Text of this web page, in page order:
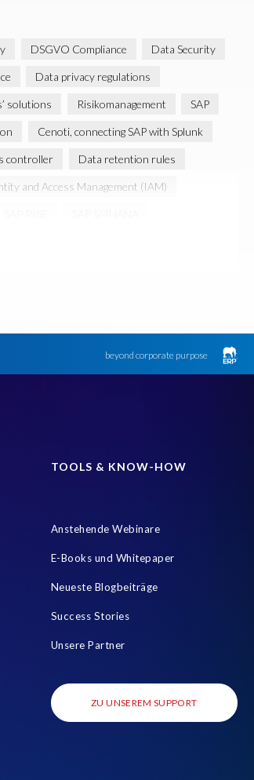
DSGVO Compliance Data Security
Data privacy regulations
solutions Risikomanagement SAP
Cenoti, connecting SAP with Splunk
controller Data retention rules
and Access Management (IAM)
beyond corporate purpose
TOOLS & KNOW-HOW
Anstehende Webinare
E-Books und Whitepaper
Neueste Blogbeiträge
Success Stories
Unsere Partner
ZU UNSEREM SUPPORT